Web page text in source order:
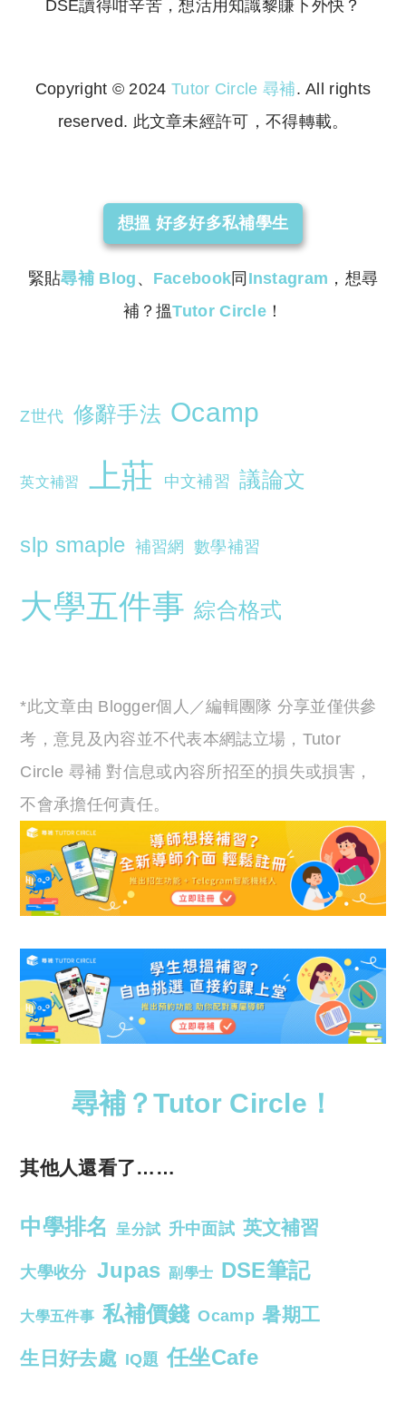
DSE讀得咁辛苦，想活用知識黎賺下外快？
Copyright © 2024 Tutor Circle 尋補. All rights
reserved. 此文章未經許可，不得轉載。
想搵 好多好多私補學生
緊貼尋補 Blog 、 Facebook同 Instagram ，想尋
補？搵Tutor Circle ！
Z世代 修辭手法 Ocamp
英文補習 上莊 中文補習 議論文
slp smaple 補習網 數學補習
大學五件事 綜合格式
*此文章由 Blogger個人／編輯團隊 分享並僅供參
考，意見及內容並不代表本網誌立場，Tutor
Circle 尋補 對信息或內容所招至的損失或損害，
不會承擔任何責任。
尋補？Tutor Circle！
其他人還看了……
中學排名 呈分試 升中面試 英文補習
大學收分 Jupas 副學士 DSE筆記
大學五件事 私補價錢 Ocamp 暑期工
生日好去處 IQ題 任坐Cafe